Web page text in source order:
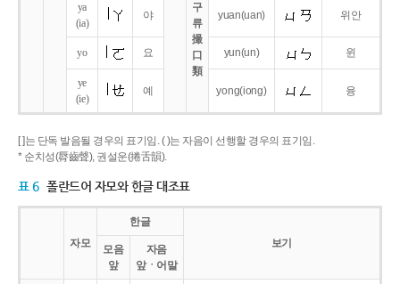
구
류
撮
口
類
ya
(ia)
야 yuan(uan) 위안
yo 요 yun(un) 윈
ye
(ie)
예 yong(iong) 융
[ ]는 단독 발음될 경우의 표기임. ( )는 자음이 선행할 경우의 표기임.
* 순치성(脣齒聲), 권설운(捲舌韻).
표 6 폴란드어 자모와 한글 대조표
자모
한글
보기
모음
앞
자음
앞ㆍ어말